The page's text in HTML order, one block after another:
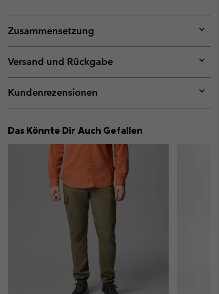
Zusammensetzung
or
Versand und Rückgabe
or
Kundenrezensionen
or
Das Könnte Dir Auch Gefallen